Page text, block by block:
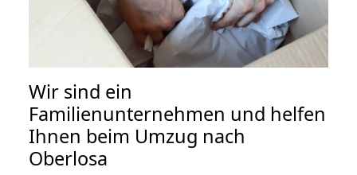
Wir sind ein
Familienunternehmen und helfen
Ihnen beim Umzug nach
Oberlosa